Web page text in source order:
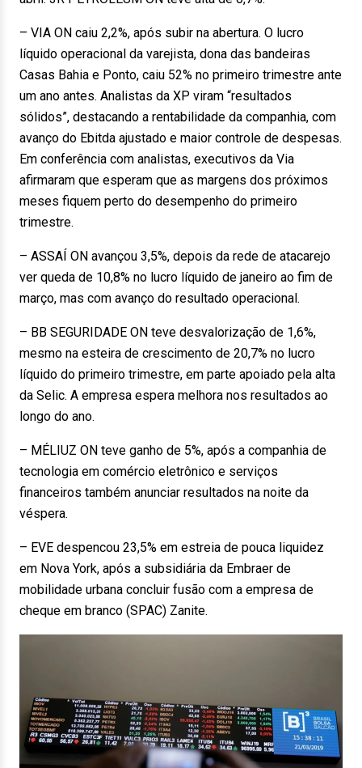
– VIA ON caiu 2,2%, após subir na abertura. O lucro
líquido operacional da varejista, dona das bandeiras
Casas Bahia e Ponto, caiu 52% no primeiro trimestre ante
um ano antes. Analistas da XP viram “resultados
sólidos”, destacando a rentabilidade da companhia, com
avanço do Ebitda ajustado e maior controle de despesas.
Em conferência com analistas, executivos da Via
afirmaram que esperam que as margens dos próximos
meses fiquem perto do desempenho do primeiro
trimestre.
– ASSAÍ ON avançou 3,5%, depois da rede de atacarejo
ver queda de 10,8% no lucro líquido de janeiro ao fim de
março, mas com avanço do resultado operacional.
– BB SEGURIDADE ON teve desvalorização de 1,6%,
mesmo na esteira de crescimento de 20,7% no lucro
líquido do primeiro trimestre, em parte apoiado pela alta
da Selic. A empresa espera melhora nos resultados ao
longo do ano.
– MÉLIUZ ON teve ganho de 5%, após a companhia de
tecnologia em comércio eletrônico e serviços
financeiros também anunciar resultados na noite da
véspera.
– EVE despencou 23,5% em estreia de pouca liquidez
em Nova York, após a subsidiária da Embraer de
mobilidade urbana concluir fusão com a empresa de
cheque em branco (SPAC) Zanite.